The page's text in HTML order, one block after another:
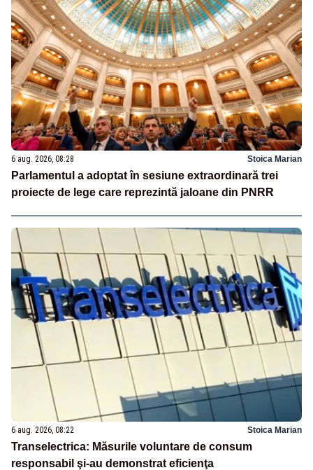
6 aug. 2026, 08:28 Stoica Marian
Parlamentul a adoptat în sesiune extraordinară trei
proiecte de lege care reprezintă jaloane din PNRR
6 aug. 2026, 08:22 Stoica Marian
Transelectrica: Măsurile voluntare de consum
responsabil şi-au demonstrat eficienţa